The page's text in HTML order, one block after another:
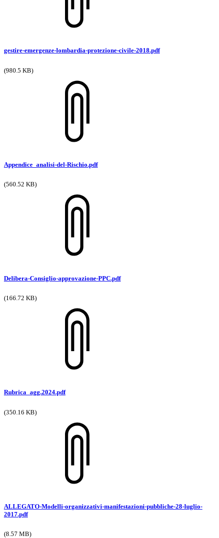
gestire-emergenze-lombardia-protezione-civile-2018.pdf
(980.5 KB)
Appendice_analisi-del-Rischio.pdf
(560.52 KB)
Delibera-Consiglio-approvazione-PPC.pdf
(166.72 KB)
Rubrica_agg.2024.pdf
(350.16 KB)
ALLEGATO-Modelli-organizzativi-manifestazioni-pubbliche-28-luglio-
2017.pdf
(8.57 MB)